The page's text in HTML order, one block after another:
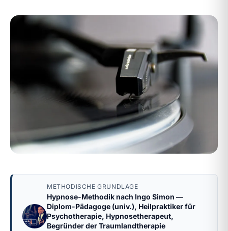
METHODISCHE GRUNDLAGE
Hypnose-Methodik nach Ingo Simon —
Diplom-Pädagoge (univ.), Heilpraktiker für
Psychotherapie, Hypnosetherapeut,
Begründer der Traumlandtherapie